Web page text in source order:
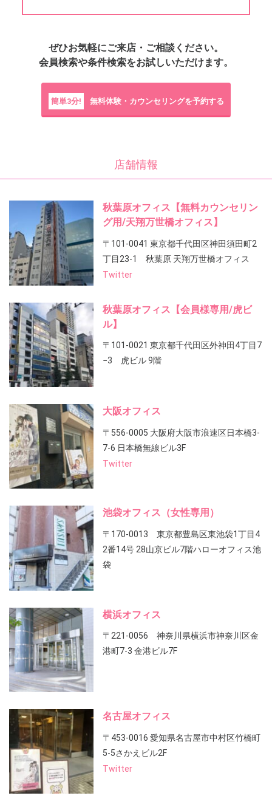
ぜひお気軽にご来店・ご相談ください。
会員検索や条件検索をお試しいただけます。
簡単3分! 無料体験・カウンセリングを予約する
店舗情報
秋葉原オフィス【無料カウンセリン
グ用/天翔万世橋オフィス】
〒101-0041 東京都千代田区神田須田町2
丁目23-1 秋葉原 天翔万世橋オフィス
Twitter
秋葉原オフィス【会員様専用/虎ビ
ル】
〒101-0021 東京都千代田区外神田4丁目7
−3 虎ビル 9階
大阪オフィス
〒556-0005 大阪府大阪市浪速区日本橋3-
7-6 日本橋無線ビル3F
Twitter
池袋オフィス（女性専用）
〒170-0013 東京都豊島区東池袋1丁目4
2番14号 28山京ビル7階ハローオフィス池
袋
横浜オフィス
〒221-0056 神奈川県横浜市神奈川区金
港町7-3 金港ビル7F
名古屋オフィス
〒453-0016 愛知県名古屋市中村区竹橋町
5-5さかえビル2F
Twitter